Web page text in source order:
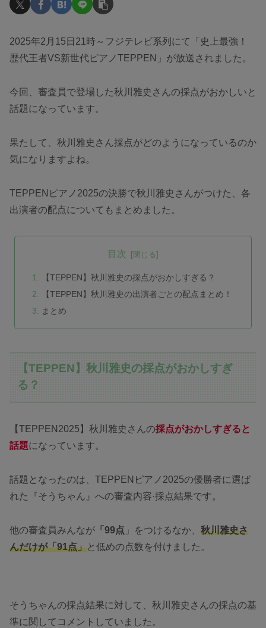
2025年2月15日21時～フジテレビ系列にて「史上最強！
歴代王者VS新世代ピアノTEPPEN」が放送されました。
今回、審査員で登場した秋川雅史さんの採点がおかしいと
話題になっています。
果たして、秋川雅史さん採点がどのようになっているのか
気になりますよね。
TEPPENピアノ2025の決勝で秋川雅史さんがつけた、各
出演者の配点についてもまとめました。
目次
【TEPPEN】秋川雅史の採点がおかしすぎる？
【TEPPEN】秋川雅史の出演者ごとの配点まとめ！
まとめ
【TEPPEN】秋川雅史の採点がおかしすぎ
る？
【TEPPEN2025】秋川雅史さんの採点がおかしすぎると
話題になっています。
話題となったのは、TEPPENピアノ2025の優勝者に選ば
れた『そうちゃん』への審査内容·採点結果です。
他の審査員みんなが 「99点 」をつけるなか、 秋川雅史さ
んだけが「91点」と低めの点数を付けました。
そうちゃんの採点結果に対して、秋川雅史さんの採点の基
準に関してコメントしていました。